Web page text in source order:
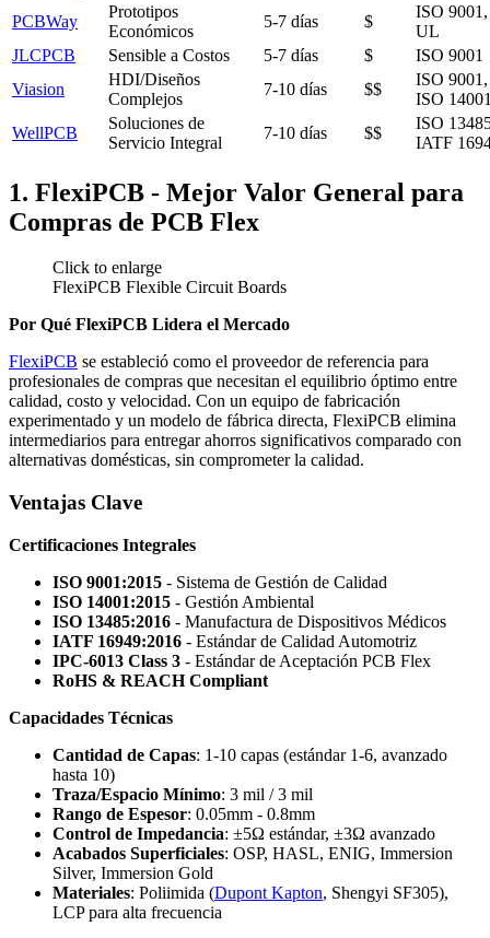
PCBWay
Prototipos
Económicos
5-7 días $
ISO 9001,
UL
JLCPCB
Sensible a Costos 5-7 días $
ISO 9001
Viasion
HDI/Diseños
Complejos
7-10 días $$
ISO 9001,
ISO
WellPCB
Soluciones de
Servicio Integral
7-10 días $$
ISO
IATF
1. FlexiPCB - Mejor Valor General para
Compras de PCB Flex
Click to enlarge
FlexiPCB Flexible Circuit Boards
Por Qué FlexiPCB Lidera el Mercado
FlexiPCB se estableció como el proveedor de referencia para
profesionales de compras que necesitan el equilibrio óptimo entre
calidad, costo y velocidad. Con un equipo de fabricación
experimentado y un modelo de fábrica directa, FlexiPCB elimina
intermediarios para entregar ahorros significativos comparado con
alternativas domésticas, sin comprometer la calidad.
Ventajas Clave
Certificaciones Integrales
ISO 9001:2015 - Sistema de Gestión de Calidad
ISO 14001:2015 - Gestión Ambiental
ISO 13485:2016 - Manufactura de Dispositivos Médicos
IATF 16949:2016 - Estándar de Calidad Automotriz
IPC-6013 Class 3 - Estándar de Aceptación PCB Flex
RoHS & REACH Compliant
Capacidades Técnicas
Cantidad de Capas: 1-10 capas (estándar 1-6, avanzado
hasta 10)
Traza/Espacio Mínimo: 3 mil / 3 mil
Rango de Espesor: 0.05mm - 0.8mm
Control de Impedancia: ±5Ω estándar, ±3Ω avanzado
Acabados Superficiales: OSP, HASL, ENIG, Immersion
Silver, Immersion Gold
Materiales: Poliimida (Dupont Kapton, Shengyi SF305),
LCP para alta frecuencia